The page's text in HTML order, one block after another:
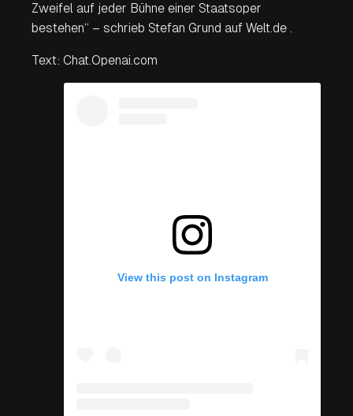
Zweifel auf jeder Bühne einer Staatsoper
bestehen“ – schrieb Stefan Grund auf Welt.de .
Text: Chat.Openai.com
View this post on Instagram